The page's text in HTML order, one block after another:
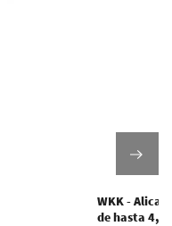
WKK -
de hasta 4,8